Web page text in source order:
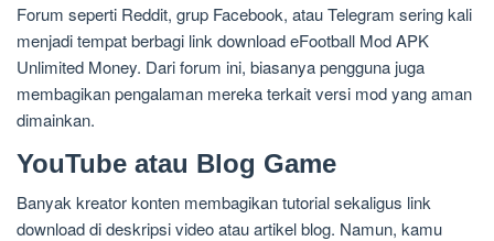
Forum seperti Reddit, grup Facebook, atau Telegram sering kali
menjadi tempat berbagi link download eFootball Mod APK
Unlimited Money. Dari forum ini, biasanya pengguna juga
membagikan pengalaman mereka terkait versi mod yang aman
dimainkan.
YouTube atau Blog Game
Banyak kreator konten membagikan tutorial sekaligus link
download di deskripsi video atau artikel blog. Namun, kamu